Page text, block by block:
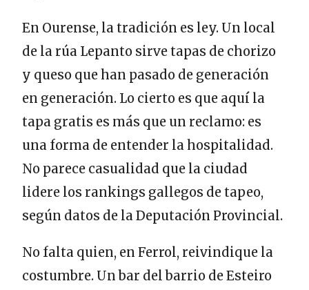
En Ourense, la tradición es ley. Un local
de la rúa Lepanto sirve tapas de chorizo
y queso que han pasado de generación
en generación. Lo cierto es que aquí la
tapa gratis es más que un reclamo: es
una forma de entender la hospitalidad.
No parece casualidad que la ciudad
lidere los rankings gallegos de tapeo,
según datos de la Deputación Provincial.
No falta quien, en Ferrol, reivindique la
costumbre. Un bar del barrio de Esteiro